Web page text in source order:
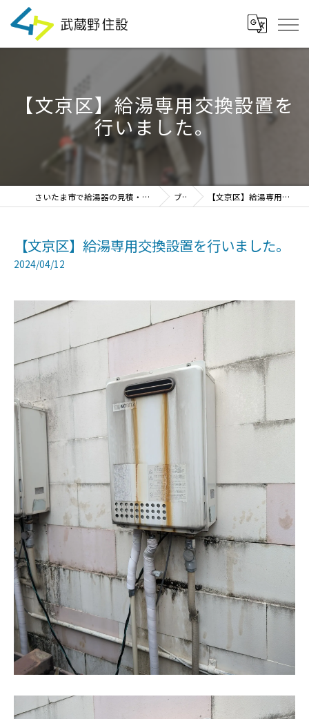
【文京区】給湯専用交換設置を
行いました。
さいたま市で給湯器の見積・設置・交換なら「武蔵野住設」 ブログ 【文京区】給湯専用交換設置を行いました。
【文京区】給湯専用交換設置を行いました。
2024/04/12